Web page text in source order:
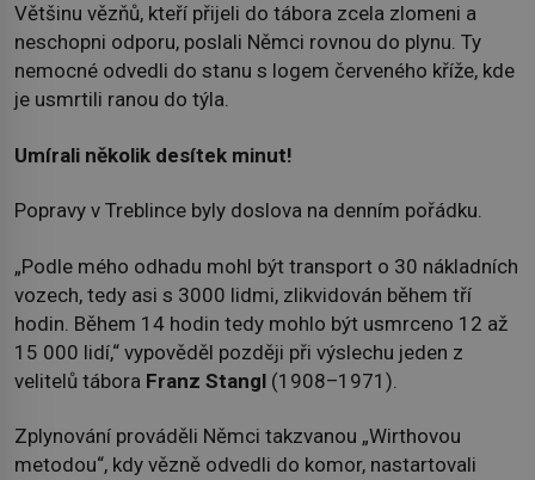
Většinu vězňů, kteří přijeli do tábora zcela zlomeni a
neschopni odporu, poslali Němci rovnou do plynu. Ty
nemocné odvedli do stanu s logem červeného kříže, kde
je usmrtili ranou do týla.
Umírali několik desítek minut!
Popravy v Treblince byly doslova na denním pořádku.
„Podle mého odhadu mohl být transport o 30 nákladních
vozech, tedy asi s 3000 lidmi, zlikvidován během tří
hodin. Během 14 hodin tedy mohlo být usmrceno 12 až
15 000 lidí,“ vypověděl později při výslechu jeden z
velitelů tábora Franz Stangl (1908–1971).
Zplynování prováděli Němci takzvanou „Wirthovou
metodou“, kdy vězně odvedli do komor, nastartovali